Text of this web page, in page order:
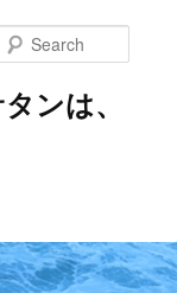
ンは、